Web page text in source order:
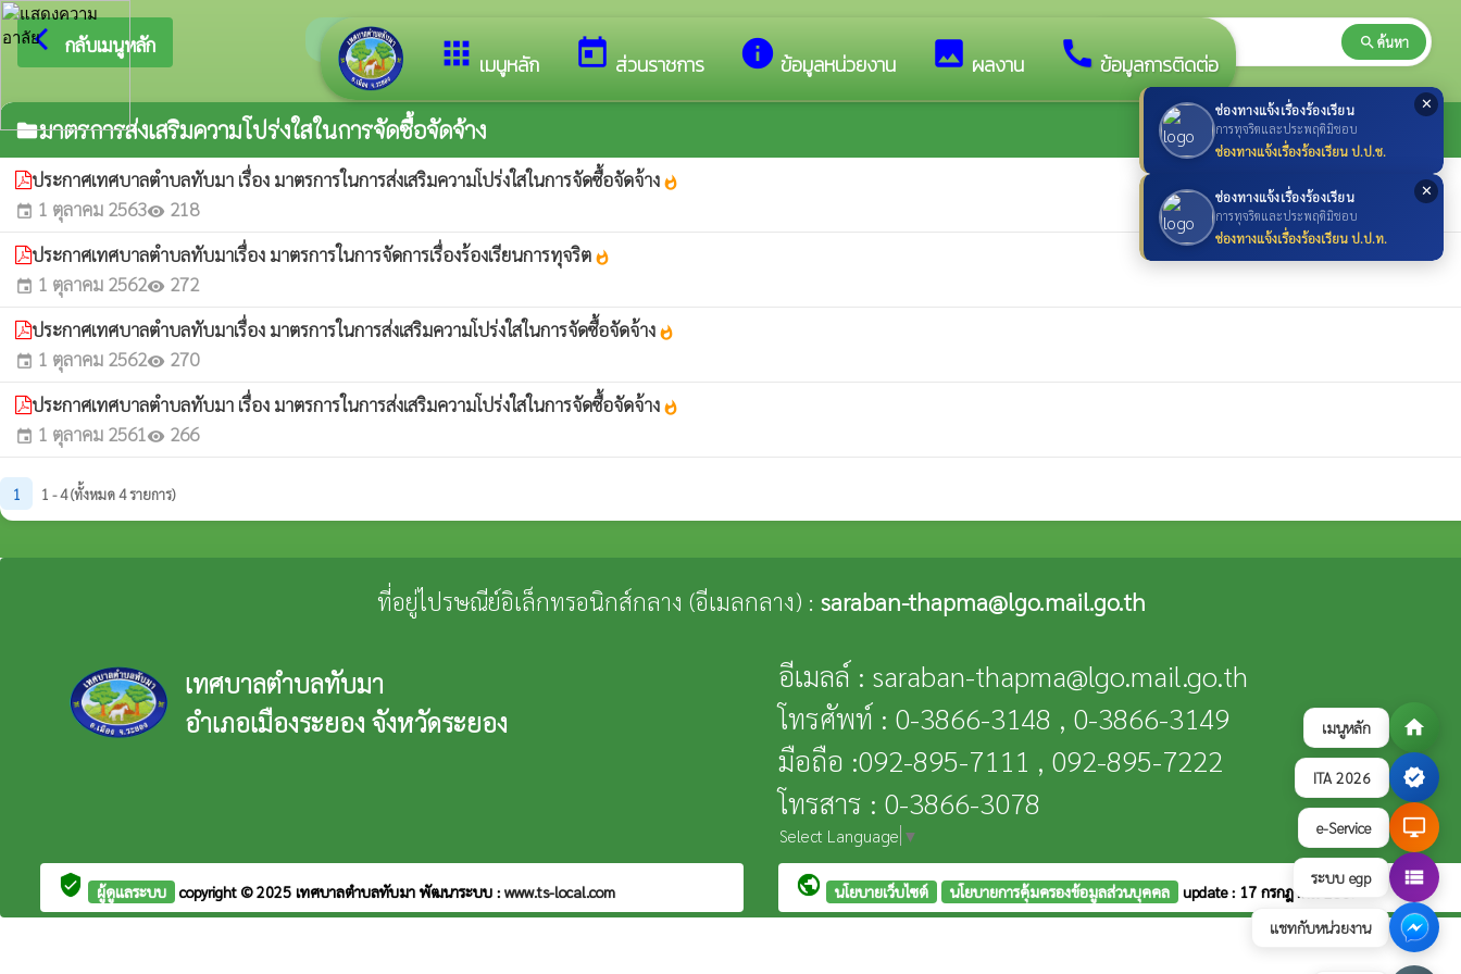
เมนูหลัก home
ITA 2026 verified
e-Service desktop_windows
ระบบ egp view_list
แชทกับหน่วยงาน
✕
ช่องทางแจ้งเรื่องร้องเรียน
การทุจริตและประพฤติมิชอบ
ช่องทางแจ้งเรื่องร้องเรียน ป.ป.ช.
✕
ช่องทางแจ้งเรื่องร้องเรียน
การทุจริตและประพฤติมิชอบ
ช่องทางแจ้งเรื่องร้องเรียน ป.ป.ท.
apps เมนูหลัก today ส่วนราชการ info ข้อมูลหน่วยงาน image ผลงาน call ข้อมูลการติดต่อ
arrow_back_ios กลับเมนูหลัก ยินดีต้อนรับสู่เว็บไซต์ของ เทศบาลตำบลทับมา search ค้นหา
folderมาตรการส่งเสริมความโปร่งใสในการจัดซื้อจัดจ้าง
ประกาศเทศบาลตำบลทับมา เรื่อง มาตรการในการส่งเสริมความโปร่งใสในการจัดซื้อจัดจ้าง whatshot
event 1 ตุลาคม 2563visibility 218
ประกาศเทศบาลตำบลทับมาเรื่อง มาตรการในการจัดการเรื่องร้องเรียนการทุจริต whatshot
event 1 ตุลาคม 2562visibility 272
ประกาศเทศบาลตำบลทับมาเรื่อง มาตรการในการส่งเสริมความโปร่งใสในการจัดซื้อจัดจ้าง whatshot
event 1 ตุลาคม 2562visibility 270
ประกาศเทศบาลตำบลทับมา เรื่อง มาตรการในการส่งเสริมความโปร่งใสในการจัดซื้อจัดจ้าง whatshot
event 1 ตุลาคม 2561visibility 266
1 1 - 4 (ทั้งหมด 4 รายการ)
ที่อยู่ไปรษณีย์อิเล็กทรอนิกส์กลาง (อีเมลกลาง) : saraban-thapma@lgo.mail.go.th
เทศบาลตำบลทับมา
อำเภอเมืองระยอง จังหวัดระยอง
อีเมลล์ : saraban-thapma@lgo.mail.go.th
โทรศัพท์ : 0-3866-3148 , 0-3866-3149
มือถือ :092-895-7111 , 092-895-7222
โทรสาร : 0-3866-3078
Select Language ▼
verified_user ผู้ดูแลระบบ copyright © 2025 เทศบาลตำบลทับมา พัฒนาระบบ : www.ts-local.com public นโยบายเว็บไซต์ นโยบายการคุ้มครองข้อมูลส่วนบุคคล update : 17 กรกฎาคม 2569